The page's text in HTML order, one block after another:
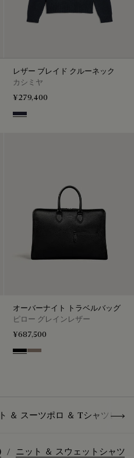
レザー ブレイド クルーネック
カシミヤ
¥279,400
Cold Night Blue
オーバーナイト トラベルバッグ
ピロー グレインレザー
¥687,500
Deep Black
Taupe
＆ スーツポロ ＆ Tシャツ レザ
ニット ＆ スウェットシャツ